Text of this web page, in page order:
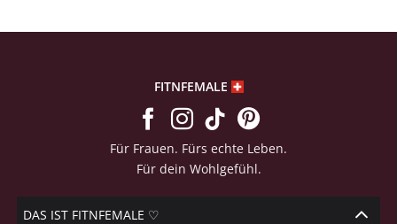
FITNFEMALE
Für Frauen. Fürs echte Leben.
Für dein Wohlgefühl.
DAS IST FITNFEMALE ♡